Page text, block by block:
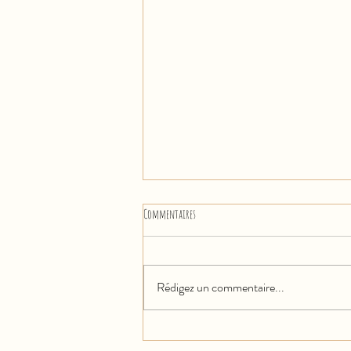
Commentaires
Rédigez un commentaire...